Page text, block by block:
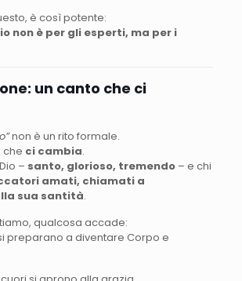
è così potente:
non è per gli esperti, ma per i
un canto che ci
non è un rito formale.
che ci cambia.
– santo, glorioso, tremendo– e chi
amati, chiamati a
sua santità.
qualcosa accade:
preparano a diventare Corpo e